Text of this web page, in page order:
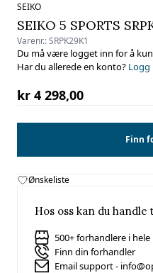
SEIKO
SEIKO 5 SPORTS
Varenr.:SRPK29K1
Du må være logget inn for å
Har du allerede en konto? Logg
kr 4 298,00
Finn
Ønskeliste
Hos oss kan du
500+ forhandlere i
Finn din forhandler
Email support -